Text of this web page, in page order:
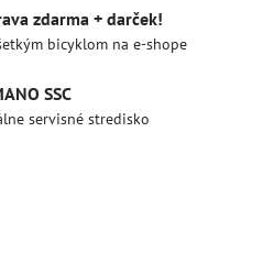
zdarma + darček!
bicyklom na e-shope
SSC
servisné stredisko